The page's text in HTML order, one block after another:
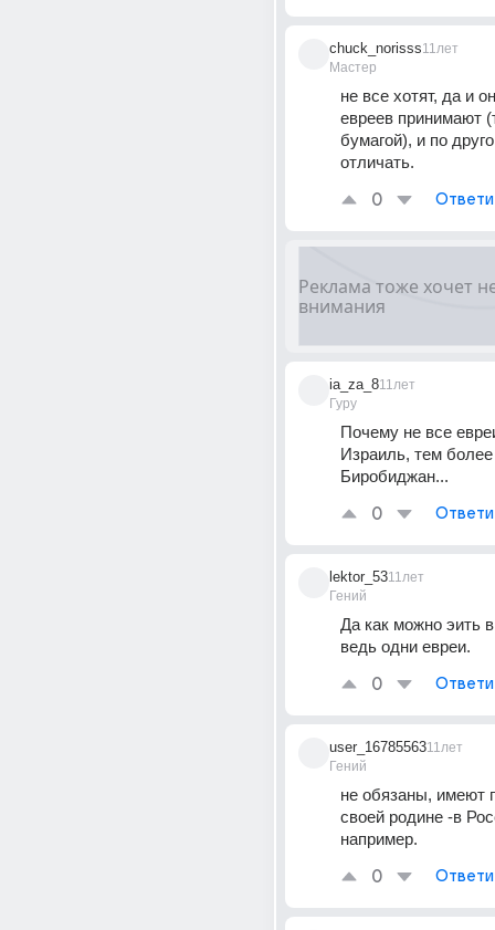
chuck_norisss
Мастер
11лет
не все хотят, да и
евреев принимают
бумагой), и по
отличать.
0
ia_za_8
Гуру
11лет
Почему не все
Израиль, тем
Биробиджан...
0
lektor_53
Гений
11лет
Да как можно эить
ведь одни евреи.
0
user_16785563
Гений
11лет
не обязаны, имеют
своей родине -в
например.
0